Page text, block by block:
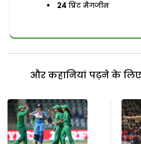
24 प्रिंट मैगजीन
और कहानियां पढ़ने के